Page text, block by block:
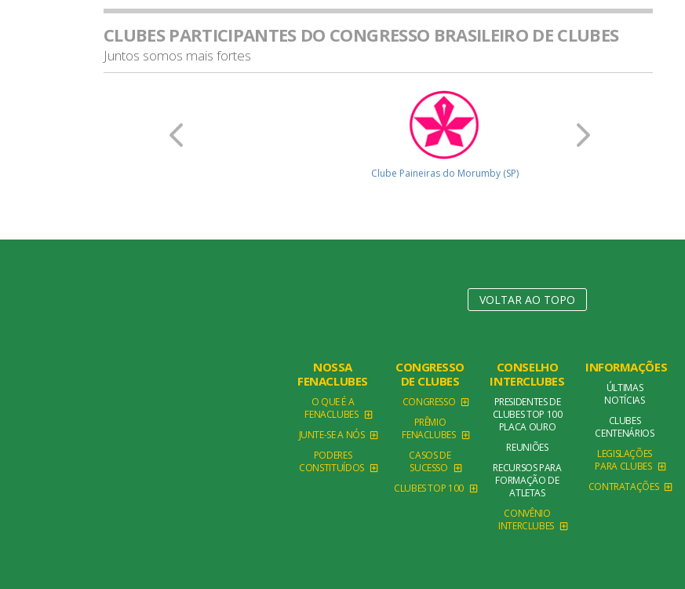
CLUBES PARTICIPANTES DO CONGRESSO BRASILEIRO DE CLUBES
Juntos somos mais fortes
Clube Paineiras do Morumby (SP)
VOLTAR AO TOPO
NOSSA
FENACLUBES
O QUE É A
FENACLUBES
JUNTE-SE A NÓS
PODERES
CONSTITUÍDOS
CONGRESSO
DE CLUBES
CONGRESSO
PRÊMIO
FENACLUBES
CASOS DE
SUCESSO
CLUBES TOP 100
CONSELHO
INTERCLUBES
PRESIDENTES DE
CLUBES TOP 100
PLACA OURO
REUNIÕES
RECURSOS PARA
FORMAÇÃO DE
ATLETAS
CONVÊNIO
INTERCLUBES
INFORMAÇÕES
ÚLTIMAS
NOTÍCIAS
CLUBES
CENTENÁRIOS
LEGISLAÇÕES
PARA CLUBES
CONTRATAÇÕES